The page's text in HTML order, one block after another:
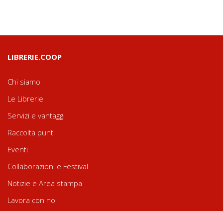
LIBRERIE.COOP
Chi siamo
Le Librerie
Servizi e vantaggi
Raccolta punti
Eventi
Collaborazioni e Festival
Notizie e Area stampa
Lavora con noi